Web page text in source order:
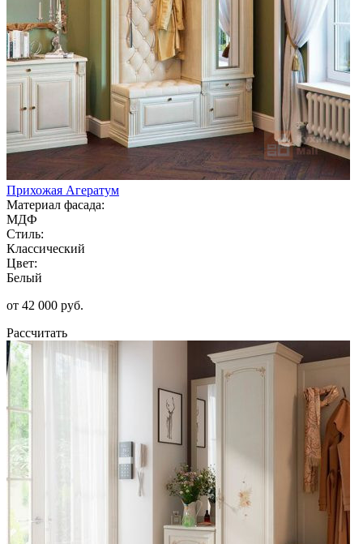
Прихожая Агератум
Материал фасада:
МДФ
Стиль:
Классический
Цвет:
Белый
от 42 000 руб.
Рассчитать